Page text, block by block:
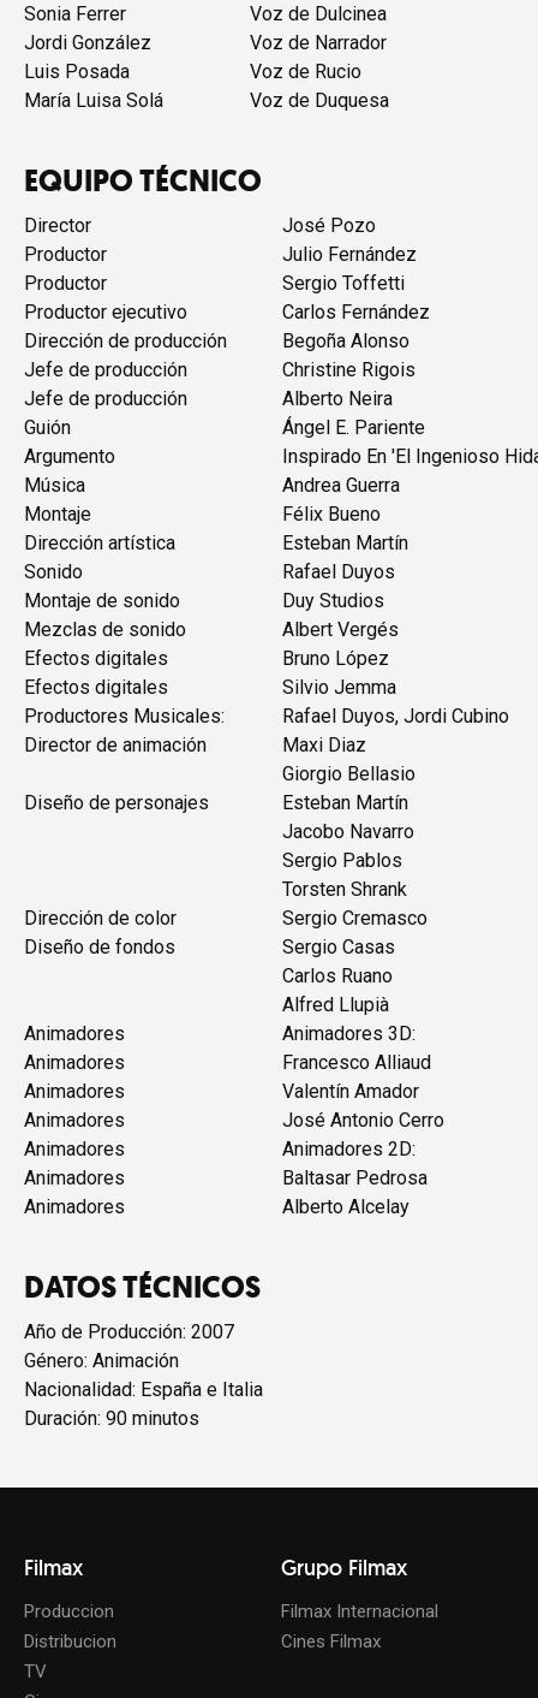
Sonia Ferrer
Voz de Dulcinea
Jordi González
Voz de Narrador
Luis Posada
Voz de Rucio
María Luisa Solá
Voz de Duquesa
EQUIPO TÉCNICO
Director
José Pozo
Productor
Julio Fernández
Productor
Sergio Toffetti
Productor ejecutivo
Carlos Fernández
Dirección de producción
Begoña Alonso
Jefe de producción
Christine Rigois
Jefe de producción
Alberto Neira
Guión
Ángel E. Pariente
Argumento
Inspirado En 'El Ingenioso
Música
Andrea Guerra
Montaje
Félix Bueno
Dirección artística
Esteban Martín
Sonido
Rafael Duyos
Montaje de sonido
Duy Studios
Mezclas de sonido
Albert Vergés
Efectos digitales
Bruno López
Efectos digitales
Silvio Jemma
Productores Musicales:
Rafael Duyos, Jordi Cubino
Director de animación
Maxi Diaz
Giorgio Bellasio
Diseño de personajes
Esteban Martín
Jacobo Navarro
Sergio Pablos
Torsten Shrank
Dirección de color
Sergio Cremasco
Diseño de fondos
Sergio Casas
Carlos Ruano
Alfred Llupià
Animadores
Animadores 3D:
Animadores
Francesco Alliaud
Animadores
Valentín Amador
Animadores
José Antonio Cerro
Animadores
Animadores 2D:
Animadores
Baltasar Pedrosa
Animadores
Alberto Alcelay
DATOS TÉCNICOS
Año de Producción: 2007
Género: Animación
Nacionalidad: España e Italia
Duración: 90 minutos
Filmax
Produccion
Distribucion
TV
Grupo Filmax
Filmax Internacional
Cines Filmax